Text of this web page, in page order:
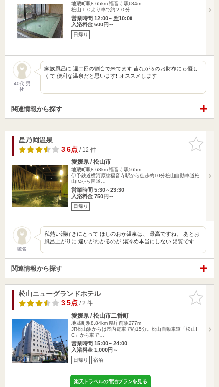
地蔵町駅8.65km 福音寺駅684m
松山ＩＣより車で約２０分
営業時間 12:00～翌10:00
入浴料金 600円～
日帰り
40代 男
性
家族風呂に 週二回の割合で来てます 昔ながらのお財布にも優し
くて 便利な温泉だと思います❗ オススメします
関連情報から探す
お気に入
りに追加
星乃岡温泉
3.6点/ 12 件
愛媛県 / 松山市
地蔵町駅8.68km 福音寺駅565m
伊予鉄道横河原線福音寺駅から徒歩約10分松山自動車道松
山ICから国道…
営業時間 5:30～23:30
入浴料金 750円～
日帰り
匿名
私熱い湯好きにとって ほしのおか温泉は、 最高ですね。 あとお
風呂上がりに 違いがわかるのが 湯冷め本当にしない 湯質です…
関連情報から探す
お気に入
りに追加
松山ニューグランドホテル
3.5点/ 2 件
愛媛県 / 松山市二番町
地蔵町駅8.84km 県庁前駅277m
JR松山駅からは市内電車で約15分。松山自動車道「松山I
C」から車で…
営業時間 15:00～24:00
入浴料金 1,000円～
日帰り 宿泊
楽天トラベルの宿泊プランを見る